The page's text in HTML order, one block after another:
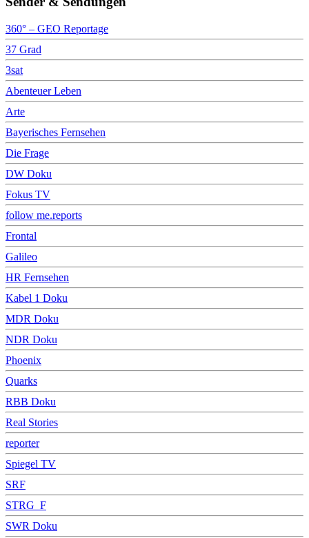
360° – GEO Reportage
37 Grad
3sat
Abenteuer Leben
Arte
Bayerisches Fernsehen
Die Frage
DW Doku
Fokus TV
follow me.reports
Frontal
Galileo
HR Fernsehen
Kabel 1 Doku
MDR Doku
NDR Doku
Phoenix
Quarks
RBB Doku
Real Stories
reporter
Spiegel TV
SRF
STRG_F
SWR Doku